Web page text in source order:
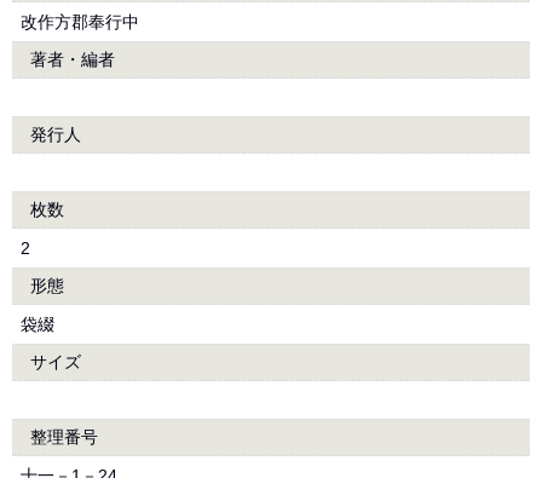
改作方郡奉行中
著者・編者
発行人
枚数
2
形態
袋綴
サイズ
整理番号